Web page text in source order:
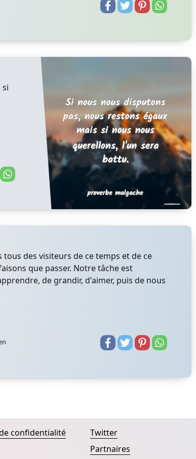
si
tous des visiteurs de ce temps et de ce
que passer. Notre tâche est
de grandir, d'aimer, puis de nous
confidentialité
Twitter
Partnaires